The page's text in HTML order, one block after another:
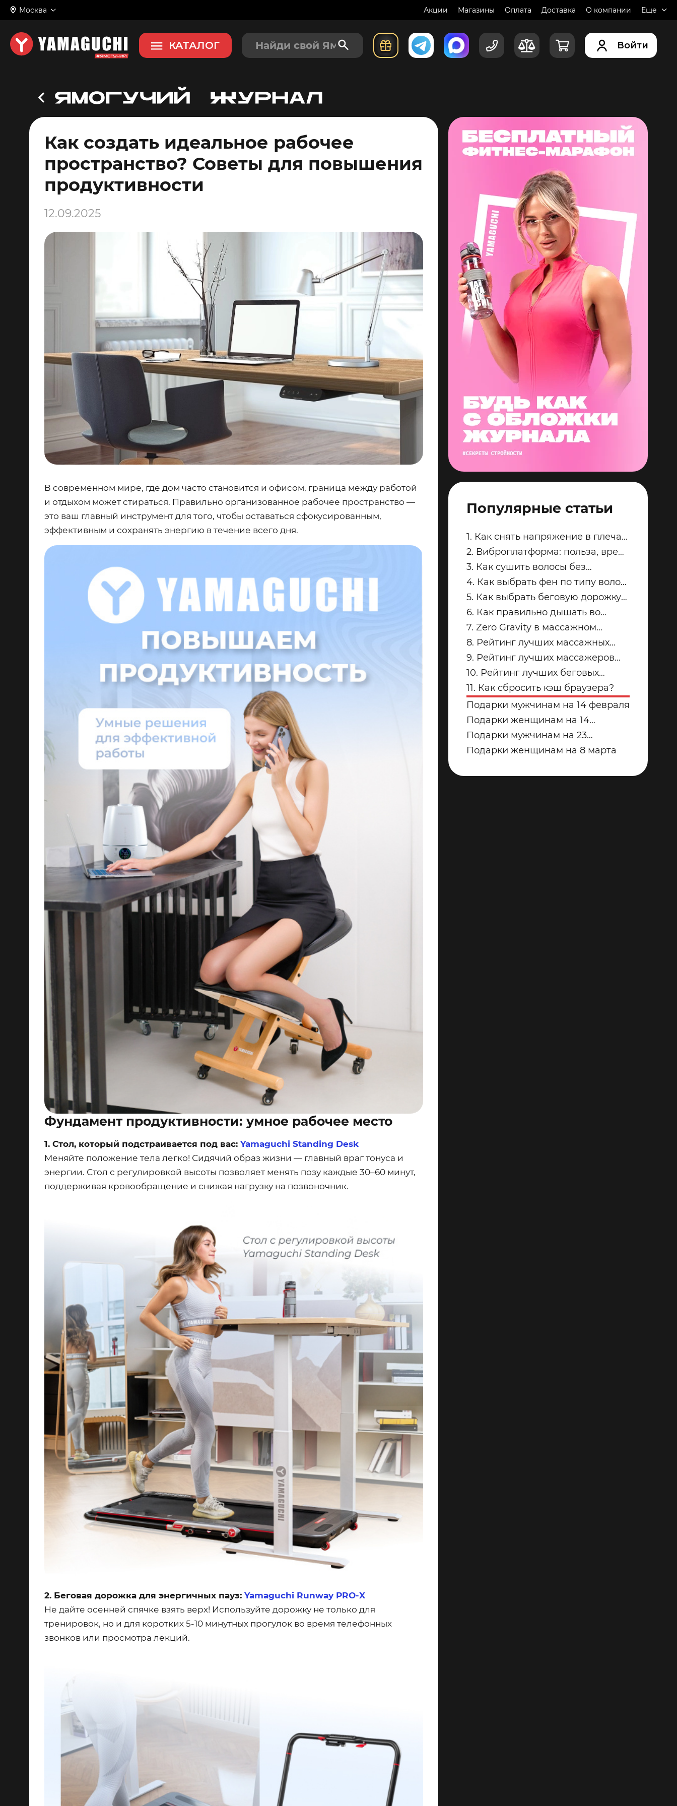
Москва Акции Магазины Оплата Доставка О компании Еще
КАТАЛОГ Войти
Как создать идеальное рабочее
пространство? Советы для повышения
продуктивности
12.09.2025
В современном мире, где дом часто становится и офисом, граница между работой
и отдыхом может стираться. Правильно организованное рабочее пространство —
это ваш главный инструмент для того, чтобы оставаться сфокусированным,
эффективным и сохранять энергию в течение всего дня.
Фундамент продуктивности: умное рабочее место
1. Стол, который подстраивается под вас: Yamaguchi Standing Desk
Меняйте положение тела легко! Сидячий образ жизни — главный враг тонуса и
энергии. Стол с регулировкой высоты позволяет менять позу каждые 30–60 минут,
поддерживая кровообращение и снижая нагрузку на позвоночник.
2. Беговая дорожка для энергичных пауз: Yamaguchi Runway PRO-X
Не дайте осенней спячке взять верх! Используйте дорожку не только для
тренировок, но и для коротких 5-10 минутных прогулок во время телефонных
звонков или просмотра лекций.
Популярные статьи
1. Как снять напряжение в плечах
и трапециях после рабочего дня
2. Виброплатформа: польза, вред
и советы по безопасным
занятиям
3. Как сушить волосы без
пересушивания
4. Как выбрать фен по типу волос:
тонкие, кудрявые, пористые и
окрашенные
5. Как выбрать беговую дорожку
для квартиры
6. Как правильно дышать во
время силовых упражнений и
кардио
7. Zero Gravity в массажном
кресле: что это и кому подходит
8. Рейтинг лучших массажных
кресел для дома: топ-модели
Yamaguchi
9. Рейтинг лучших массажеров
для ног Yamaguchi: какую модель
купить для дома в 2026 году?
10. Рейтинг лучших беговых
дорожек для дома от Yamaguchi:
какую модель выбрать?
11. Как сбросить кэш браузера?
Подарки мужчинам на 14 февраля
Подарки женщинам на 14
февраля
Подарки мужчинам на 23
февраля
Подарки женщинам на 8 марта